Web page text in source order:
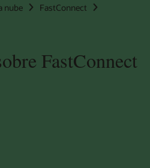
nube FastConnect
FastConnect